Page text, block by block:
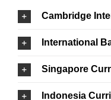
Cambridge
International
Singapore
Indonesia